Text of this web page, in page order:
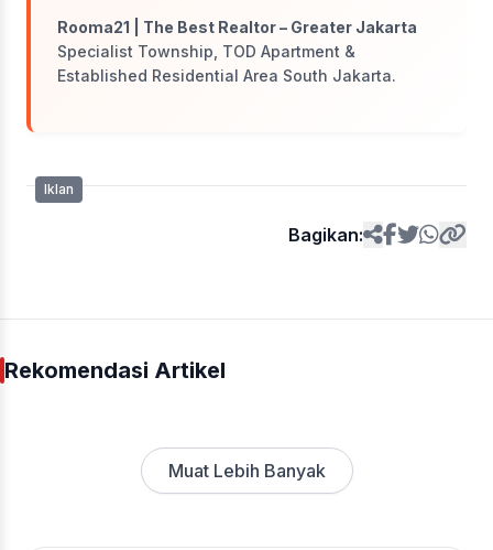
Rooma21 | The Best Realtor – Greater Jakarta
Specialist Township, TOD Apartment &
Established Residential Area South Jakarta.
Iklan
Bagikan:
Rekomendasi Artikel
Muat Lebih Banyak